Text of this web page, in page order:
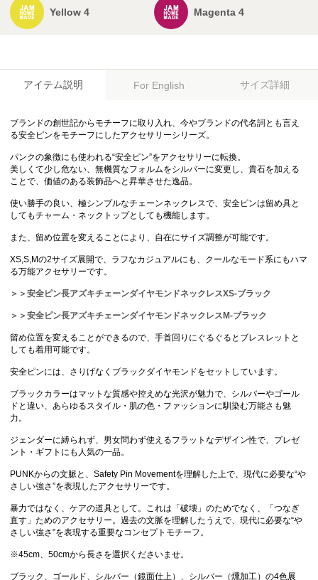
Yellow 4 Magenta 4
アイテム説明 For English サイズ詳細
ブランドの創世記からモチーフに取り入れ、今やブランドの代名詞とも言え
る安全ピンをモチーフにしたアクセサリーシリーズ。
パンクの象徴にも使われる“安全ピン”をアクセサリーに転換。
美しくて少し危ない、無機質なフォルムをシルバーに変更し、貴石を加える
ことで、価値のある装飾品へと昇華させた逸品。
使い勝手の良い、極シンプルなチェーンネックレスで、安全ピンは留め具と
してもチャーム・ネックトップとしても機能します。
また、留め位置を変えることにより、自在にサイズ調整が可能です。
XS,S,Mの2サイズ展開で、ラフなカジュアルにも、クールなモード系にもハマ
る万能アクセサリーです。
＞＞安全ピン長アズキチェーンダイヤモンドネックレスXS-ブラック
＞＞安全ピン長アズキチェーンダイヤモンドネックレスM-ブラック
留め位置を変えることができるので、手首回りにぐるぐるとブレスレットと
しても着用可能です。
安全ピンには、さりげなくブラックダイヤモンドをセットしています。
ブラックカラーはマットな質感や控えめな光沢が魅力で、シルバーやゴール
ドと違い、あらゆるスタイル・肌の色・ファッションに馴染む万能さも魅
力。
ジェンダーに縛られず、男女問わず使えるフラットなデザイン性で、プレゼ
ント・ギフトにも人気の一品。
PUNKからの文脈と、Safety Pin Movementを理解した上で、現代に必要な“や
さしい強さ”を表現したアクセサリーです。
暴力ではなく、ケアの道具として。これは「破壊」のためでなく、「つなぎ
直す」ためのアクセサリー。過去の文脈を理解したうえで、現代に必要な“や
さしい強さ”を表現する重要なコンセプトモチーフ。
※45cm、50cmから長さを選択くださいませ。
ブラック、ゴールド、シルバー（鏡面仕上）、シルバー（燻加工）の4色展